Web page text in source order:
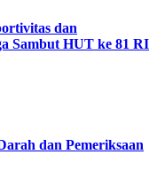
dan
Sambut HUT ke 81 RI
dan Pemeriksaan